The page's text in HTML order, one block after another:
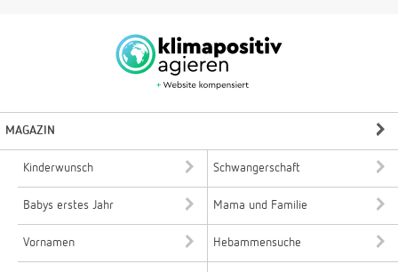
MAGAZIN
Kinderwunsch Schwangerschaft
Babys erstes Jahr Mama und Familie
Vornamen Hebammensuche